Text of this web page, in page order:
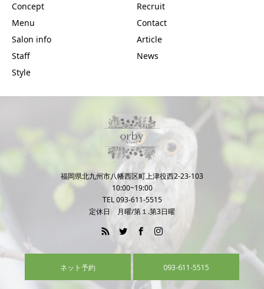
Concept
Menu
Salon info
Staff
Style
Recruit
Contact
Article
News
福岡県北九州市八幡西区町上津役西2-23-103
10:00~19:00
TEL 093-611-5515
定休日 月曜/第１.第3日曜
ネット予約 093-611-5515